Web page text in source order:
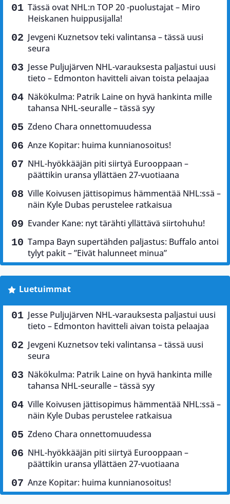
Tässä ovat NHL:n TOP 20 -puolustajat – Miro
Heiskanen huippusijalla!
Jevgeni Kuznetsov teki valintansa – tässä uusi
seura
Jesse Puljujärven NHL-varauksesta paljastui uusi
tieto – Edmonton havitteli aivan toista pelaajaa
Näkökulma: Patrik Laine on hyvä hankinta mille
tahansa NHL-seuralle – tässä syy
Zdeno Chara onnettomuudessa
Anze Kopitar: huima kunnianosoitus!
NHL-hyökkääjän piti siirtyä Eurooppaan –
päättikin uransa yllättäen 27-vuotiaana
Ville Koivusen jättisopimus hämmentää NHL:ssä –
näin Kyle Dubas perustelee ratkaisua
Evander Kane: nyt tärähti yllättävä siirtohuhu!
Tampa Bayn supertähden paljastus: Buffalo antoi
tylyt pakit – ”Eivät halunneet minua”
Luetuimmat
Jesse Puljujärven NHL-varauksesta paljastui uusi
tieto – Edmonton havitteli aivan toista pelaajaa
Jevgeni Kuznetsov teki valintansa – tässä uusi
seura
Näkökulma: Patrik Laine on hyvä hankinta mille
tahansa NHL-seuralle – tässä syy
Ville Koivusen jättisopimus hämmentää NHL:ssä –
näin Kyle Dubas perustelee ratkaisua
Zdeno Chara onnettomuudessa
NHL-hyökkääjän piti siirtyä Eurooppaan –
päättikin uransa yllättäen 27-vuotiaana
Anze Kopitar: huima kunnianosoitus!